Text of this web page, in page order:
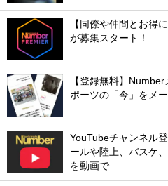
【同僚や仲間とお得
が募集スタート！
【登録無料】
ポーツの「今」をメ
YouTubeチャンネル
ールや陸上、バスケ
を動画で